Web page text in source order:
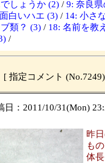
しょうか (2) / 9: 奈良
白いハエ (3) / 14: 小さ
類？ (3) / 18: 名前を教
/
[ 指定コメント
日：2011/10/31(Mon)
昨
も
体